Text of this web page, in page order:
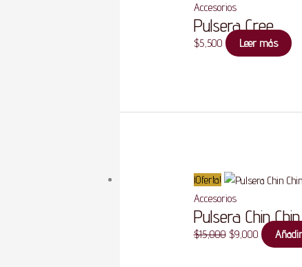
Accesorios
Pulsera Cree
$5,500 Leer más
¡Oferta!
Accesorios
Pulsera Chin Chin
$15,000
era:
$9,000